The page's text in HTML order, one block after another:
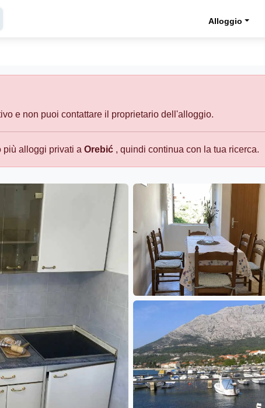
Alloggio
e non puoi contattare il proprietario dell'alloggio.
più alloggi privati a Orebić , quindi continua con la tua ricerca.